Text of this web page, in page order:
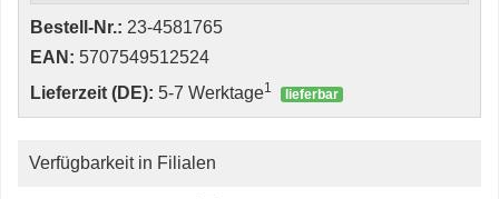
Bestell-Nr.: 23-4581765
EAN: 5707549512524
Lieferzeit (DE): 5-7 Werktage1 lieferbar
Verfügbarkeit in Filialen